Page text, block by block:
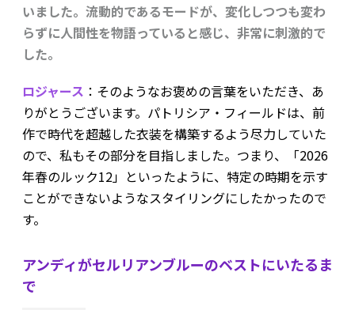
いました。流動的であるモードが、変化しつつも変わ
らずに人間性を物語っていると感じ、非常に刺激的で
した。
ロジャース ：そのようなお褒めの言葉をいただき、あ
りがとうございます。パトリシア・フィールドは、前
作で時代を超越した衣装を構築するよう尽力していた
ので、私もその部分を目指しました。つまり、「2026
年春のルック12」といったように、特定の時期を示す
ことができないようなスタイリングにしたかったので
す。
アンディがセルリアンブルーのベストにいたるま
で